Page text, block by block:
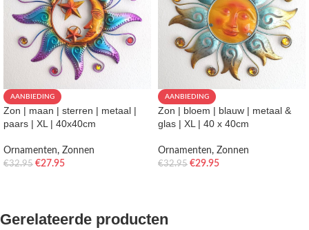
AANBIEDING
Zon | maan | sterren | metaal |
paars | XL | 40x40cm
Ornamenten, Zonnen
€32.95 €27.95
AANBIEDING
Zon | bloem | blauw | metaal &
glas | XL | 40 x 40cm
Ornamenten, Zonnen
€32.95 €29.95
Gerelateerde producten